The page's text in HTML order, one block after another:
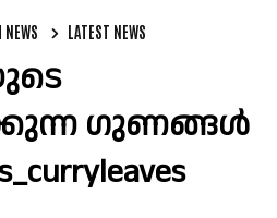
NEWS LATEST NEWS
ഗുണങ്ങൾ